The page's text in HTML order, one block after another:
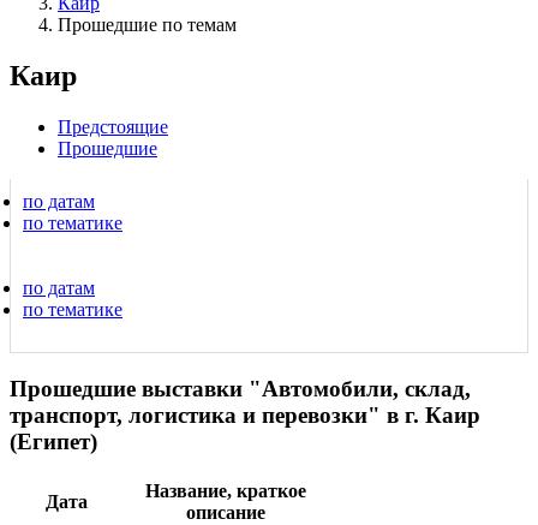
Прошедшие по темам
Каир
Предстоящие
Прошедшие
по датам
по тематике
по датам
по тематике
Прошедшие выставки "Автомобили, склад,
транспорт, логистика и перевозки" в г. Каир
(Египет)
Дата
Название, краткое
описание